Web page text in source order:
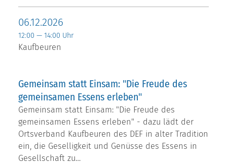
06.12.2026
12:00 — 14:00 Uhr
Kaufbeuren
Gemeinsam statt Einsam: "Die Freude des
gemeinsamen Essens erleben"
Gemeinsam statt Einsam: "Die Freude des
gemeinsamen Essens erleben" - dazu lädt der
Ortsverband Kaufbeuren des DEF in alter Tradition
ein, die Geselligkeit und Genüsse des Essens in
Gesellschaft zu…